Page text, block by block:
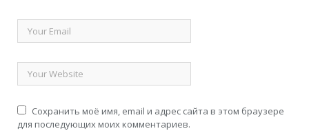
Сохранить моё имя, email и адрес сайта в этом браузере
для последующих моих комментариев.